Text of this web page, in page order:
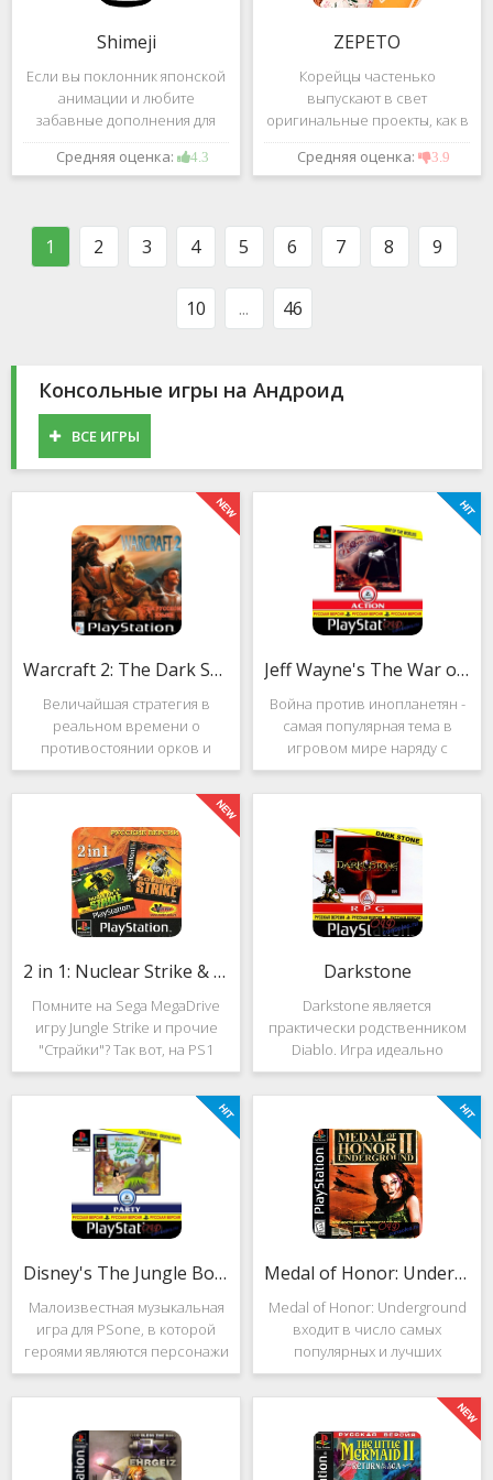
Shimeji
Если вы поклонник японской
анимации и любите
забавные дополнения для
своего смартфона, обратите
внимание на Shimeji -
устройства милыми
персонажами в
Средняя оценка: 4.3
ZEPETO
Корейцы частенько
выпускают в свет
оригинальные проекты, как в
сфере игр, так и приложений.
Так, ZEPETO стремительно
Южной Кореи, не смотря на
Средняя оценка: 3.9
1 2 3 4 5 6 7 8 9
10 ... 46
Консольные игры на Андроид
ВСЕ ИГРЫ
Warcraft 2: The Dark Saga
Величайшая стратегия в
реальном времени о
противостоянии орков и
людей. Warcraft 2: The Dark
Saga рассказывает
классическую историю, в
которой идёт битва за
королевство Азерот в мире
Средневековья с
Jeff Wayne's The War of the Worlds
Война против инопланетян -
самая популярная тема в
игровом мире наряду с
войнами против
террористов и зомби. Здесь
народы объединяются в
борьбе с врагом, Земля
рушится, но
2 in 1: Nuclear Strike & Soviet Strike
Помните на Sega MegaDrive
игру Jungle Strike и прочие
"Страйки"? Так вот, на PS1
данная серия продолжила
своё существование. Вышло
ещё 2 "Страйка", где мы всё
так же управляем вертолётом
и уничтожаем
Darkstone
Darkstone является
практически родственником
Diablo. Игра идеально
подойдёт для тех, кто ищет
альтернативу последнему.
Несмотря на то, что эти 2
игры создавались разными
людьми, Darkstone имеет
общие
Disney's The Jungle Book: Groove Party
Малоизвестная музыкальная
игра для PSone, в которой
героями являются персонажи
"Книги джунглей". Это не
платформер и не Action.
оригинален. Перед стартом
вы будете выбирать песню.
Medal of Honor: Underground
Medal of Honor: Underground
входит в число самых
популярных и лучших
шутеров от первого лица для
Sony Playstation. Эта игра
посвящена Второй мировой
войне. Вы будете играть за
девушку Менон. Являясь